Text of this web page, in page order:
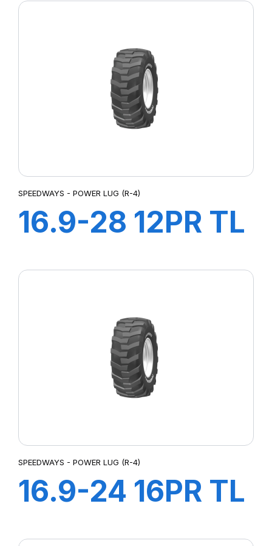
SPEEDWAYS - POWER LUG (R-4)
16.9-28 12PR TL
SPEEDWAYS - POWER LUG (R-4)
16.9-24 16PR TL